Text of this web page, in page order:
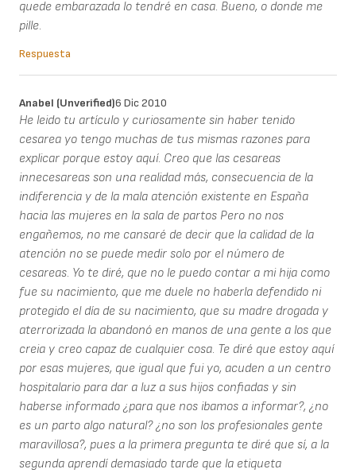
quede embarazada lo tendré en casa. Bueno, o donde me
pille.
Respuesta
Anabel (unverified)6 Dic 2010
He leido tu artículo y curiosamente sin haber tenido
cesarea yo tengo muchas de tus mismas razones para
explicar porque estoy aquí. Creo que las cesareas
innecesareas son una realidad más, consecuencia de la
indiferencia y de la mala atención existente en España
hacia las mujeres en la sala de partos Pero no nos
engañemos, no me cansaré de decir que la calidad de la
atención no se puede medir solo por el número de
cesareas. Yo te diré, que no le puedo contar a mi hija como
fue su nacimiento, que me duele no haberla defendido ni
protegido el día de su nacimiento, que su madre drogada y
aterrorizada la abandonó en manos de una gente a los que
creia y creo capaz de cualquier cosa. Te diré que estoy aquí
por esas mujeres, que igual que fui yo, acuden a un centro
hospitalario para dar a luz a sus hijos confiadas y sin
haberse informado ¿para que nos ibamos a informar?, ¿no
es un parto algo natural? ¿no son los profesionales gente
maravillosa?, pues a la primera pregunta te diré que sí, a la
segunda aprendí demasiado tarde que la etiqueta